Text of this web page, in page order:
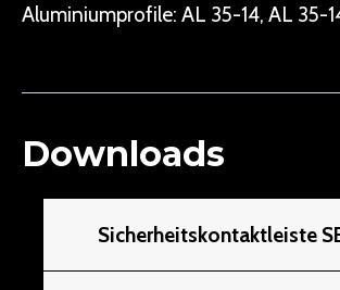
Aluminiumprofile: AL 35-14, AL 35-
Downloads
Sicherheitskontaktleiste